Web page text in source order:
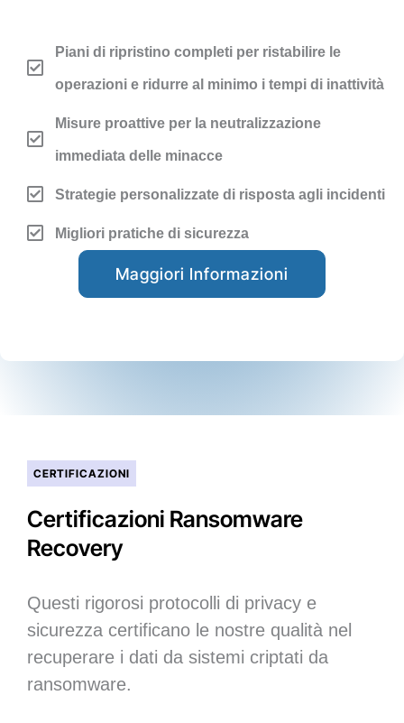
Piani di ripristino completi per ristabilire le
operazioni e ridurre al minimo i tempi di inattività
Misure proattive per la neutralizzazione
immediata delle minacce
Strategie personalizzate di risposta agli incidenti
Migliori pratiche di sicurezza
Maggiori Informazioni
CERTIFICAZIONI
Certificazioni Ransomware
Recovery
Questi rigorosi protocolli di privacy e
sicurezza certificano le nostre qualità nel
recuperare i dati da sistemi criptati da
ransomware.